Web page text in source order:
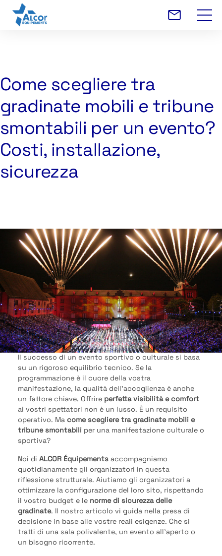
Come scegliere tra
gradinate mobili e tribune
smontabili per un evento?
Costi, installazione,
sicurezza
Il successo di un evento sportivo o culturale si basa
su un rigoroso equilibrio tecnico. Se la
programmazione è il cuore della vostra
manifestazione, la qualità dell’accoglienza è anche
un fattore chiave. Offrire perfetta visibilità e comfort
ai vostri spettatori non è un lusso. È un requisito
operativo. Ma come scegliere tra gradinate mobili e
tribune smontabili per una manifestazione culturale o
sportiva?
Noi di ALCOR Équipementsaccompagniamo
quotidianamente gli organizzatori in questa
riflessione strutturale. Aiutiamo gli organizzatori a
ottimizzare la configurazione del loro sito, rispettando
il vostro budget e le norme di sicurezza delle
gradinate. Il nostro articolo vi guida nella presa di
decisione in base alle vostre reali esigenze. Che si
tratti di una sala polivalente, un evento all’aperto o
un bisogno ricorrente.